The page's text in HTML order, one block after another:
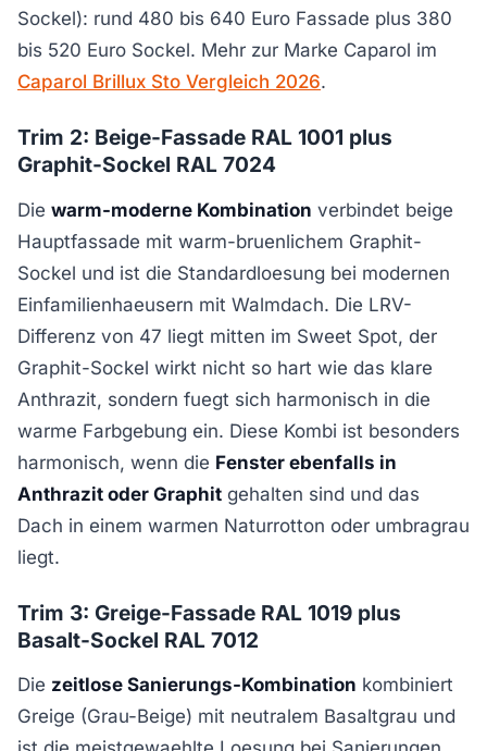
Sockel): rund 480 bis 640 Euro Fassade plus 380
bis 520 Euro Sockel. Mehr zur Marke Caparol im
Caparol Brillux Sto Vergleich 2026.
Trim 2: Beige-Fassade RAL 1001 plus
Graphit-Sockel RAL 7024
Die warm-moderne Kombination verbindet beige
Hauptfassade mit warm-bruenlichem Graphit-
Sockel und ist die Standardloesung bei modernen
Einfamilienhaeusern mit Walmdach. Die LRV-
Differenz von 47 liegt mitten im Sweet Spot, der
Graphit-Sockel wirkt nicht so hart wie das klare
Anthrazit, sondern fuegt sich harmonisch in die
warme Farbgebung ein. Diese Kombi ist besonders
harmonisch, wenn die Fenster ebenfalls in
Anthrazit oder Graphit gehalten sind und das
Dach in einem warmen Naturrotton oder umbragrau
liegt.
Trim 3: Greige-Fassade RAL 1019 plus
Basalt-Sockel RAL 7012
Die zeitlose Sanierungs-Kombination kombiniert
Greige (Grau-Beige) mit neutralem Basaltgrau und